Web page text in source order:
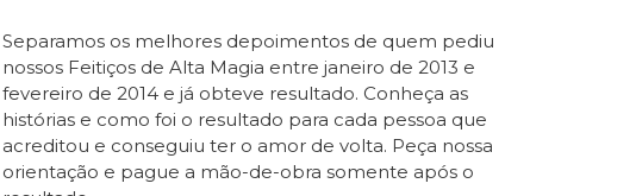
Separamos os melhores depoimentos de quem pediu
nossos Feitiços de Alta Magia entre janeiro de 2013 e
fevereiro de 2014 e já obteve resultado. Conheça as
histórias e como foi o resultado para cada pessoa que
acreditou e conseguiu ter o amor de volta. Peça nossa
orientação e pague a mão-de-obra somente após o